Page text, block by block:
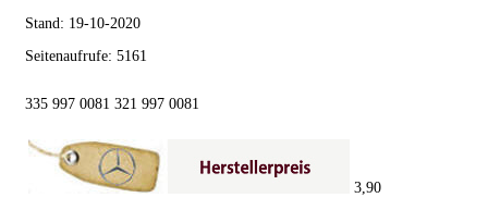
Stand: 19-10-2020
Seitenaufrufe: 5161
335 997 0081 321 997 0081
3,90